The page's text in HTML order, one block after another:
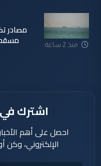
منذ 2 ساعة
مصادر
اشترك في
احصل على أهم
الإلكتروني،